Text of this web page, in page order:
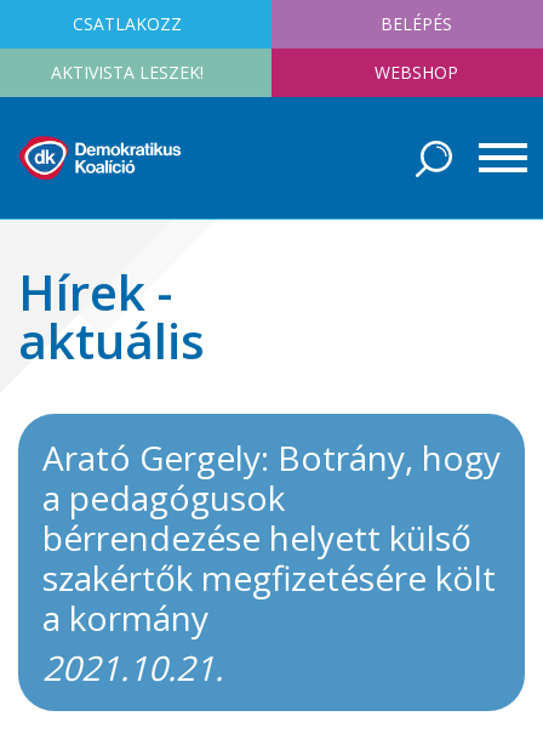
CSATLAKOZZ BELÉPÉS
AKTIVISTA LESZEK! WEBSHOP
Hírek -
aktuális
Arató Gergely: Botrány, hogy
a pedagógusok
bérrendezése helyett külső
szakértők megfizetésére költ
a kormány
2021.10.21.